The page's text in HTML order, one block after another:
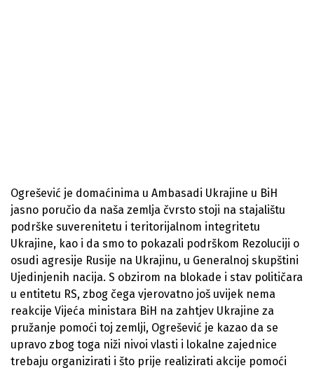
Ogrešević je domaćinima u Ambasadi Ukrajine u BiH
jasno poručio da naša zemlja čvrsto stoji na stajalištu
podrške suverenitetu i teritorijalnom integritetu
Ukrajine, kao i da smo to pokazali podrškom Rezoluciji o
osudi agresije Rusije na Ukrajinu, u Generalnoj skupštini
Ujedinjenih nacija. S obzirom na blokade i stav političara
u entitetu RS, zbog čega vjerovatno još uvijek nema
reakcije Vijeća ministara BiH na zahtjev Ukrajine za
pružanje pomoći toj zemlji, Ogrešević je kazao da se
upravo zbog toga niži nivoi vlasti i lokalne zajednice
trebaju organizirati i što prije realizirati akcije pomoći